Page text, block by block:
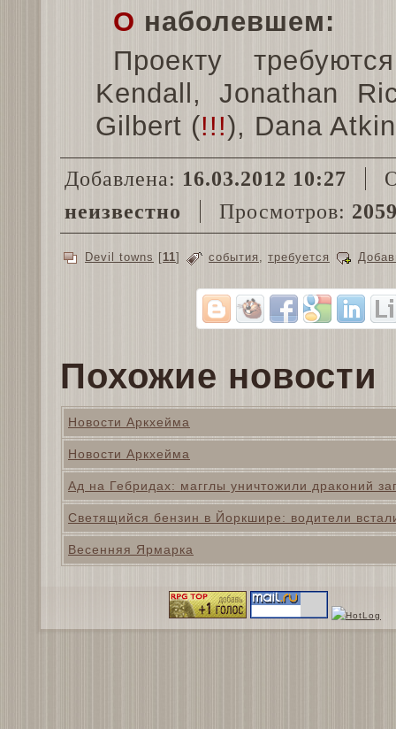
О наболевшем:
Проекту
Kendall, Jonathan
Gilbert (!!!), Dana
Добавлена: 16.03.2012 10:27
неизвестно
Просмотров:
Devil towns [11] события , требуется
Похожие новости
Новости Аркхейма
Новости Аркхейма
Ад на Гебридах: магглы уничтожили драконий
Светящийся бензин в Йоркшире: водители
Весенняя Ярмарка